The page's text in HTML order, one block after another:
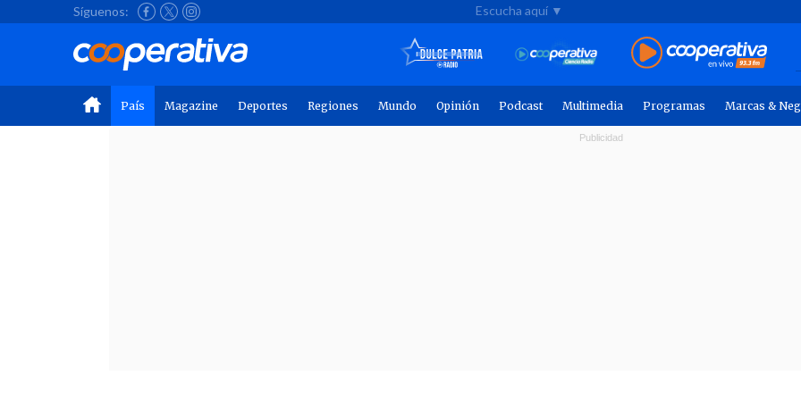
Síguenos: Escucha aquí ▼
País Magazine Deportes Regiones Mundo Opinión Podcast Multimedia Programas Marcas &